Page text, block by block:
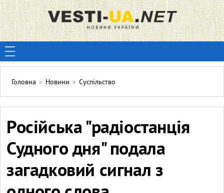
Головна » Новини » Суспільство
Російська "радіостанція
Судного дня" подала
загадковий сигнал з